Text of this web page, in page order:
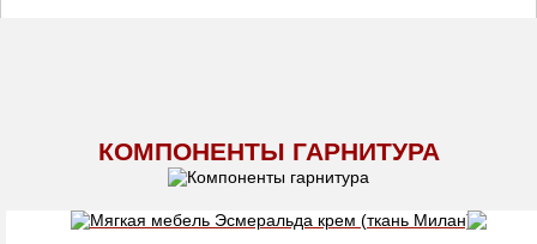
КОМПОНЕНТЫ ГАРНИТУРА